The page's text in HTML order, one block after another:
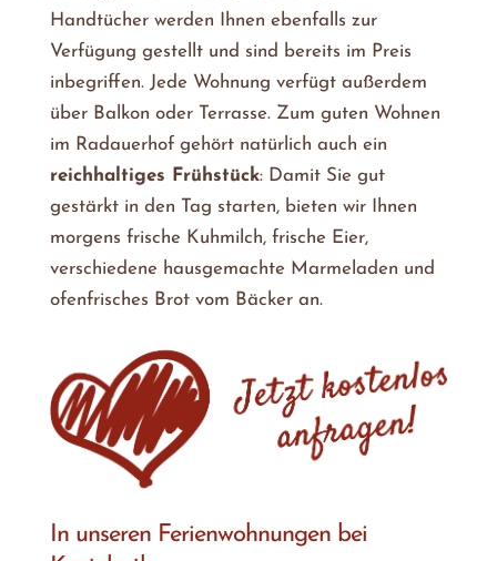
Handtücher werden Ihnen ebenfalls zur
Verfügung gestellt und sind bereits im Preis
inbegriffen. Jede Wohnung verfügt außerdem
über Balkon oder Terrasse. Zum guten Wohnen
im Radauerhof gehört natürlich auch ein
reichhaltiges Frühstück: Damit Sie gut
gestärkt in den Tag starten, bieten wir Ihnen
morgens frische Kuhmilch, frische Eier,
verschiedene hausgemachte Marmeladen und
ofenfrisches Brot vom Bäcker an.
In unseren Ferienwohnungen bei